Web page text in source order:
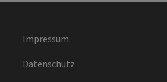
Impressum
Datenschutz